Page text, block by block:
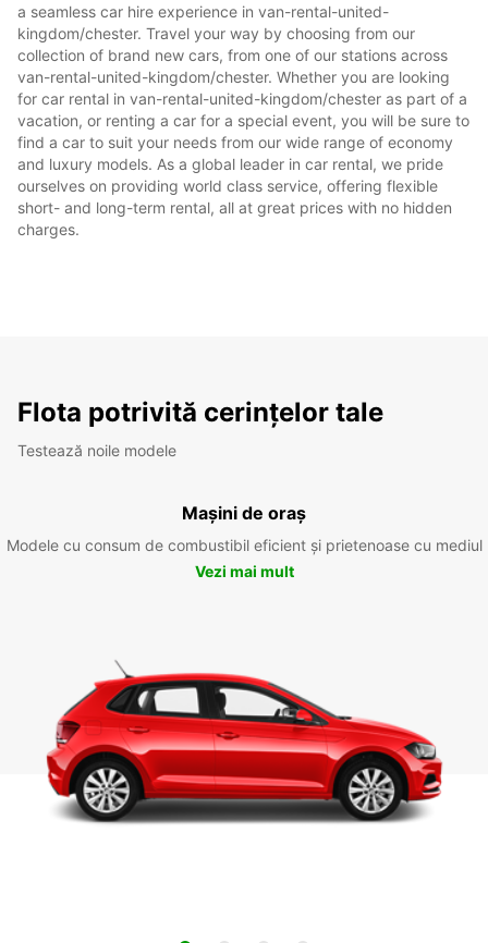
a seamless car hire experience in van-rental-united-
kingdom/chester. Travel your way by choosing from our
collection of brand new cars, from one of our stations across
van-rental-united-kingdom/chester. Whether you are looking
for car rental in van-rental-united-kingdom/chester as part of a
vacation, or renting a car for a special event, you will be sure to
find a car to suit your needs from our wide range of economy
and luxury models. As a global leader in car rental, we pride
ourselves on providing world class service, offering flexible
short- and long-term rental, all at great prices with no hidden
charges.
Flota potrivită cerințelor tale
Testează noile modele
Mașini de oraș
Modele cu consum de combustibil eficient și prietenoase cu mediul
Vezi mai mult